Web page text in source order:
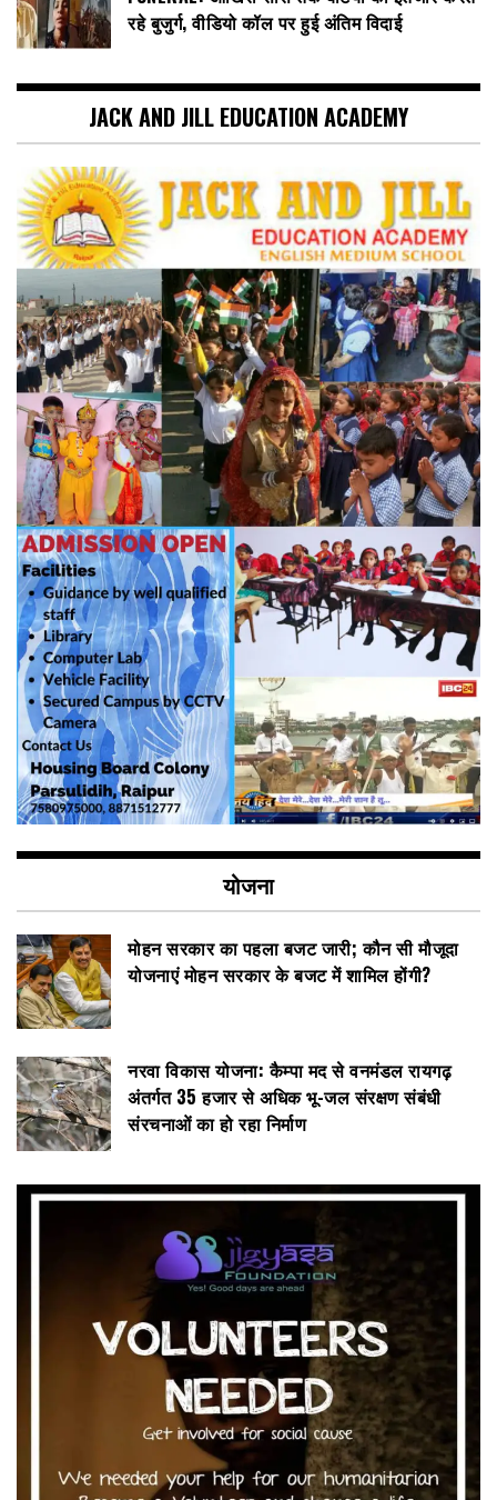
रहे बुजुर्ग, वीडियो कॉल पर हुई अंतिम विदाई
JACK AND JILL EDUCATION ACADEMY
योजना
मोहन सरकार का पहला बजट जारी; कौन सी मौजूदा
योजनाएं मोहन सरकार के बजट में शामिल होंगी?
नरवा विकास योजना: कैम्पा मद से वनमंडल रायगढ़
अंतर्गत 35 हजार से अधिक भू-जल संरक्षण संबंधी
संरचनाओं का हो रहा निर्माण